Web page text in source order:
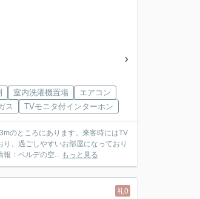
室内洗濯機置場
エアコン
ス TVモニタ付インターホン
のところにあります。来客時にはTV
、過ごしやすいお部屋になっており
報：ベルデの空... もっと見る
礼0